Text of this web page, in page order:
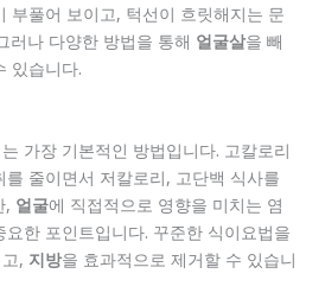
부풀어 보이고, 턱선이 흐릿해지는 문
러나 다양한 방법을 통해 얼굴살을 빼
있습니다.
가장 기본적인 방법입니다. 고칼로리
줄이면서 저칼로리, 고단백 식사를
, 얼굴에 직접적으로 영향을 미치는 염
한 포인트입니다. 꾸준한 식이요법을
, 지방을 효과적으로 제거할 수 있습니